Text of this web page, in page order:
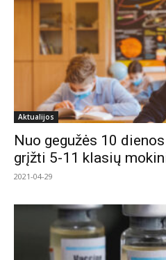
Aktualijos
Nuo gegužės 10
grįžti 5-11 klasių
2021-04-29